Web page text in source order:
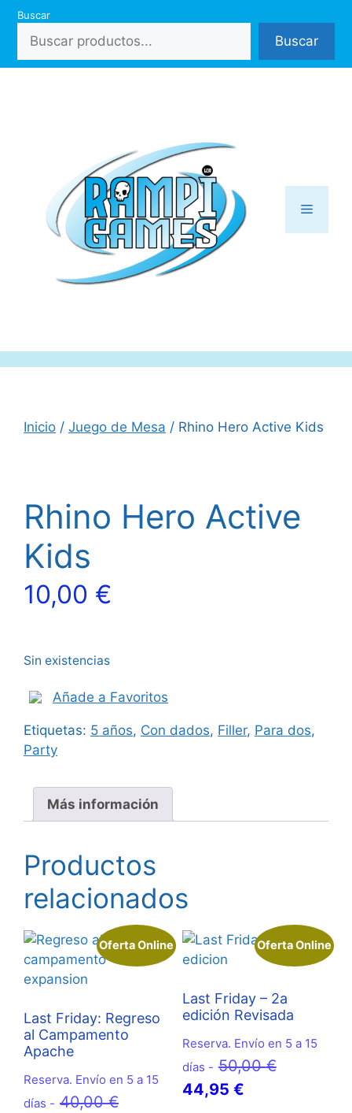
Saltar
contenido
Buscar
Buscar
Menú
Inicio / Juego de Mesa / Rhino Hero Active Kids
Rhino Hero Active
Kids
10,00 €
Sin existencias
Añade a Favoritos
Etiquetas: 5 años, Con dados, Filler, Para dos,
Party
Más información
Productos
relacionados
Oferta Online
Last Friday: Regreso
al Campamento
Apache
Reserva. Envío en 5 a 15
días - 40,00€El
Oferta Online
Last Friday – 2a
edición Revisada
Reserva. Envío en 5 a 15
días - 50,00€El
44,95 €El